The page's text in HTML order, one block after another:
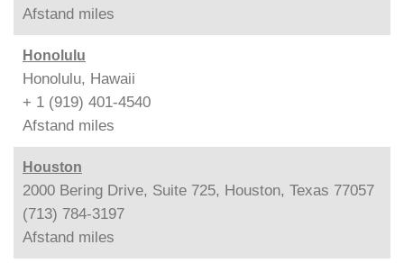
Afstand miles
Honolulu
Honolulu, Hawaii
+ 1 (919) 401-4540
Afstand miles
Houston
2000 Bering Drive, Suite 725, Houston, Texas 77057
(713) 784-3197
Afstand miles